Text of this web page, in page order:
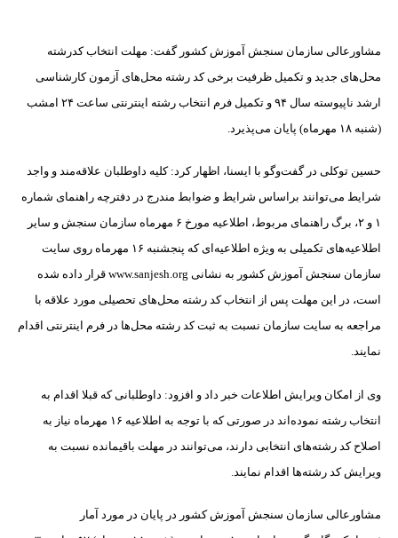
مشاورعالی سازمان سنجش آموزش کشور گفت: مهلت انتخاب کدرشته
محل‌های جدید و تکمیل ظرفیت برخی کد رشته محل‌های آزمون کارشناسی
ارشد ناپیوسته سال ۹۴ و تکمیل فرم انتخاب رشته اینترنتی ساعت ۲۴ امشب
(شنبه ۱۸ مهرماه) پایان می‌پذیرد.
حسین توکلی در گفت‌وگو با ایسنا، اظهار کرد: کلیه داوطلبان علاقه‌مند و واجد
شرایط می‌توانند براساس شرایط و ضوابط مندرج در دفترچه راهنمای شماره
۱ و ۲، برگ راهنمای مربوط، اطلاعیه مورخ ۶ مهرماه سازمان سنجش و سایر
اطلاعیه‌های تکمیلی به ویژه اطلاعیه‌ای که پنجشنبه ۱۶ مهرماه روی سایت
سازمان سنجش آموزش کشور به نشانی www.sanjesh.org قرار داده شده
است، در این مهلت پس از انتخاب کد رشته محل‌های تحصیلی مورد علاقه با
مراجعه به سایت سازمان نسبت به ثبت کد رشته محل‌ها در فرم اینترنتی اقدام
نمایند.
وی از امکان ویرایش اطلاعات خبر داد و افزود: داوطلبانی که قبلا اقدام به
انتخاب رشته نموده‌اند در صورتی که با توجه به اطلاعیه ۱۶ مهرماه نیاز به
اصلاح کد رشته‌های انتخابی دارند، می‌توانند در مهلت باقیمانده نسبت به
ویرایش کد رشته‌ها اقدام نمایند.
مشاورعالی سازمان سنجش آموزش کشور در پایان در مورد آمار